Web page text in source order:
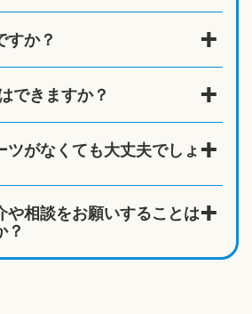
すか？
できますか？
ツがなくても大丈夫でしょ
や相談をお願いすることは
？